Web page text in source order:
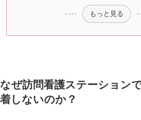
もっと見る
なぜ訪問看護ステーション
着しないのか？